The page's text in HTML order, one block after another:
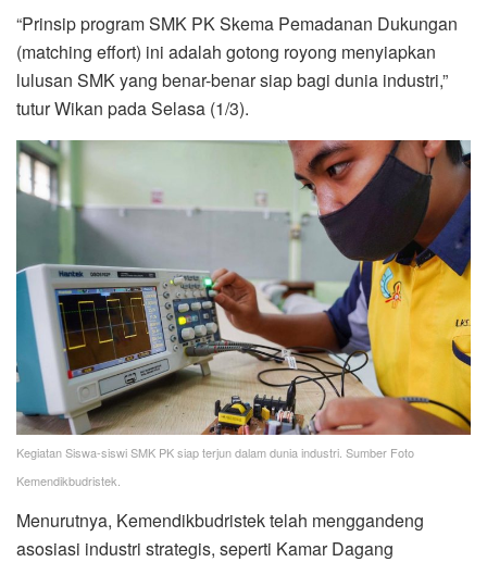
“Prinsip program SMK PK Skema Pemadanan Dukungan
(matching effort) ini adalah gotong royong menyiapkan
lulusan SMK yang benar-benar siap bagi dunia industri,”
tutur Wikan pada Selasa (1/3).
Kegiatan Siswa-siswi SMK PK siap terjun dalam dunia industri. Sumber Foto
Kemendikbudristek.
Menurutnya, Kemendikbudristek telah menggandeng
asosiasi industri strategis, seperti Kamar Dagang